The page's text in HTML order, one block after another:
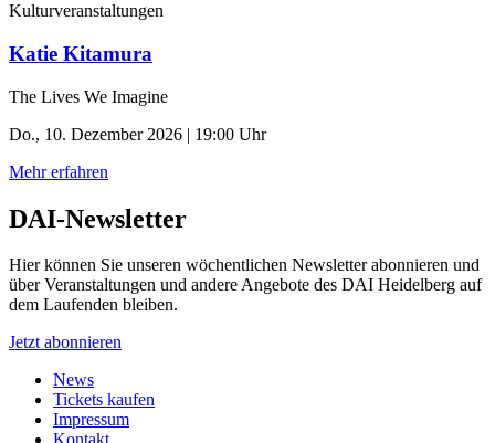
Kulturveranstaltungen
Katie Kitamura
The Lives We Imagine
Do., 10. Dezember 2026 | 19:00 Uhr
Mehr erfahren
DAI-Newsletter
Hier können Sie unseren wöchentlichen Newsletter abonnieren und
über Veranstaltungen und andere Angebote des DAI Heidelberg auf
dem Laufenden bleiben.
Jetzt abonnieren
News
Tickets kaufen
Impressum